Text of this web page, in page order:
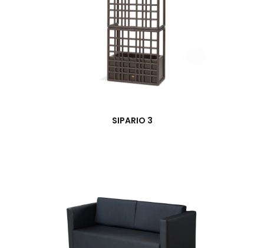
SIPARIO 3